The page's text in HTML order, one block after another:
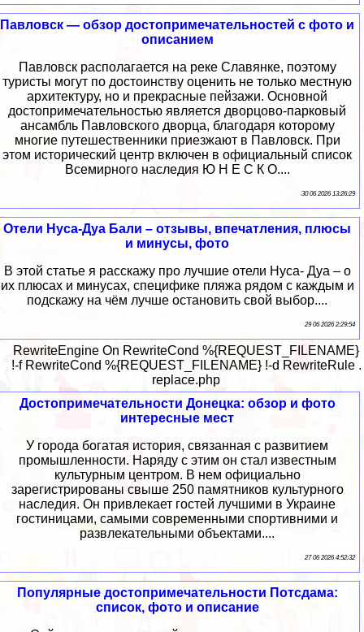
Павловск — обзор достопримечательностей с фото и
описанием
Павловск располагается на реке Славянке, поэтому
туристы могут по достоинству оценить не только местную
архитектуру, но и прекрасные пейзажи. Основной
достопримечательностью является дворцово-парковый
ансамбль Павловского дворца, благодаря которому
многие путешественники приезжают в Павловск. При
этом исторический центр включен в официальный список
Всемирного наследия Ю Н Е С К О....
30 06 2026 13:26:29
Отели Нуса-Дуа Бали – отзывы, впечатления, плюсы
и минусы, фото
В этой статье я расскажу про лучшие отели Нуса- Дуа – о
их плюсах и минусах, специфике пляжа рядом с каждым и
подскажу на чём лучше остановить свой выбор....
29 06 2026 2:29:54
RewriteEngine On RewriteCond %{REQUEST_FILENAME}
!-f RewriteCond %{REQUEST_FILENAME} !-d RewriteRule .
replace.php
Достопримечательности Донецка: обзор и фото
интересные мест
У города богатая история, связанная с развитием
промышленности. Наряду с этим он стал известным
культурным центром. В нем официально
зарегистрированы свыше 250 памятников культурного
наследия. Он привлекает гостей лучшими в Украине
гостиницами, самыми современными спортивними и
развлекательными объектами....
27 06 2026 4:52:32
Популярные достопримечательности Потсдама:
список, фото и описание